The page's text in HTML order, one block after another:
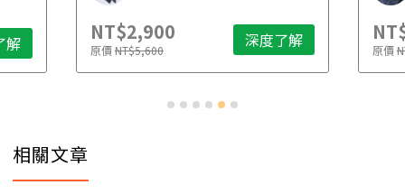
解 NT$2,900
原價NT$5,600 深度了解 原價
相關文章